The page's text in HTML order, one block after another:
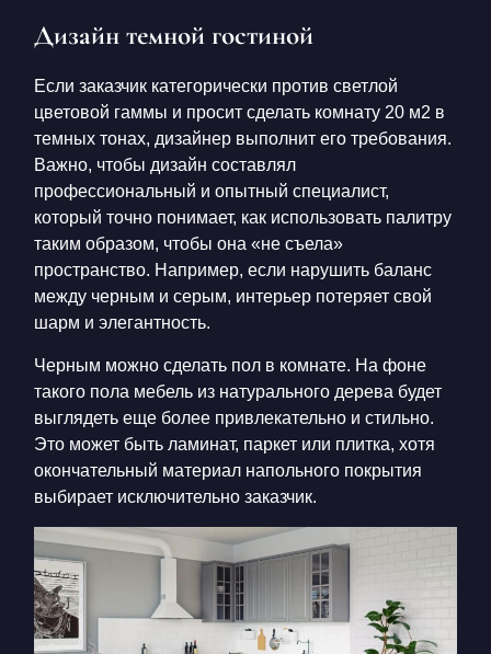
Дизайн темной гостиной
Если заказчик категорически против светлой
цветовой гаммы и просит сделать комнату 20 м2 в
темных тонах, дизайнер выполнит его требования.
Важно, чтобы дизайн составлял
профессиональный и опытный специалист,
который точно понимает, как использовать палитру
таким образом, чтобы она «не съела»
пространство. Например, если нарушить баланс
между черным и серым, интерьер потеряет свой
шарм и элегантность.
Черным можно сделать пол в комнате. На фоне
такого пола мебель из натурального дерева будет
выглядеть еще более привлекательно и стильно.
Это может быть ламинат, паркет или плитка, хотя
окончательный материал напольного покрытия
выбирает исключительно заказчик.